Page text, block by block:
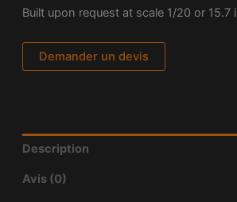
Built upon request at scale 1/20 or 15.7
Demander un devis
Description
Avis (0)